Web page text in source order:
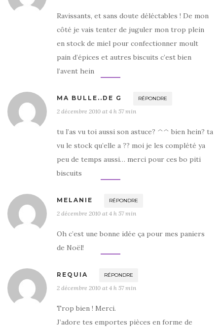
Ravissants, et sans doute déléctables ! De mon
côté je vais tenter de juguler mon trop plein
en stock de miel pour confectionner moult
pain d’épices et autres biscuits c’est bien
l’avent hein
MA BULLE..DE G RÉPONDRE
2 décembre 2010 at 4 h 57 min
tu l’as vu toi aussi son astuce? ^^ bien hein? ta
vu le stock qu’elle a ?? moi je les complété ya
peu de temps aussi… merci pour ces bo piti
biscuits
MELANIE RÉPONDRE
2 décembre 2010 at 4 h 57 min
Oh c’est une bonne idée ça pour mes paniers
de Noël!
REQUIA RÉPONDRE
2 décembre 2010 at 4 h 57 min
Trop bien ! Merci.
J’adore tes emportes pièces en forme de